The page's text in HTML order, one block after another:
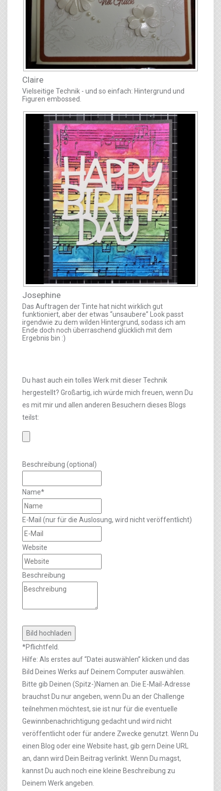
Claire
Vielseitige Technik - und so einfach: Hintergrund und
Figuren embossed.
Josephine
Das Auftragen der Tinte hat nicht wirklich gut
funktioniert, aber der etwas “unsaubere” Look passt
irgendwie zu dem wilden Hintergrund, sodass ich am
Ende doch noch überraschend glücklich mit dem
Ergebnis bin :)
Du hast auch ein tolles Werk mit dieser Technik
hergestellt? Großartig, ich würde mich freuen, wenn Du
es mit mir und allen anderen Besuchern dieses Blogs
teilst:
Beschreibung (optional)
Name*
E-Mail (nur für die Auslosung, wird nicht veröffentlicht)
Website
Beschreibung
*Pflichtfeld.
Hilfe: Als erstes auf “Datei auswählen” klicken und das
Bild Deines Werks auf Deinem Computer auswählen.
Bitte gib Deinen (Spitz-)Namen an. Die E-Mail-Adresse
brauchst Du nur angeben, wenn Du an der Challenge
teilnehmen möchtest, sie ist nur für die eventuelle
Gewinnbenachrichtigung gedacht und wird nicht
veröffentlicht oder für andere Zwecke genutzt. Wenn Du
einen Blog oder eine Website hast, gib gern Deine URL
an, dann wird Dein Beitrag verlinkt. Wenn Du magst,
kannst Du auch noch eine kleine Beschreibung zu
Deinem Werk angeben.